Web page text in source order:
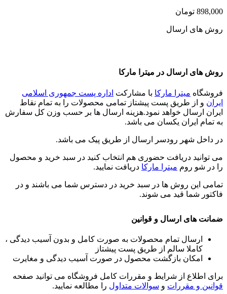
898,000 تومان
روش های ارسال
روش های ارسال در میترا مارکا
فروشگاه میترا مارکا با مشارکت اداره پست جمهوری اسلامی
ایران و از طریق پست پیشتاز تمامی محصولات را به تمام نقاط
ایران ارسال خواهد نمود.هزینه ارسال ها بر حسب وزن کل سفارش
به تمام ایران یکسان می باشد.
در داخل شهر رودسر ارسال از طریق پیک می باشد.
می توانید دریافت حضوری هم انتخاب کنید در سبد خرید و محصول
را در شو روم میترا مارکا دریافت نمایید.
تمامی این روش ها در سبد خرید در دسترس شما می باشند و در
فاکتور شما قید می شوند.
ضمانت های ارسال و قوانین
ارسال تمام محصولات به صورت کامل و بدون آسیب دیدگی ،
کاملا سالم از طریق پست پیشتاز
امکان بازگشت محصول در صورت آسیب دیدگی و مغایرت
برای اطلاع از شرایط و مقررات کامل فروشگاه می توانید صفحه
قوانین و مقررات و سوالات متداول را مطالعه نمایید.